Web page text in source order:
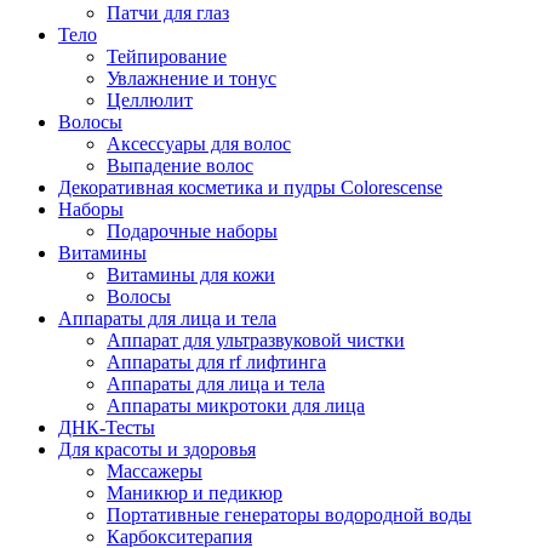
Патчи для глаз
Тело
Тейпирование
Увлажнение и тонус
Целлюлит
Волосы
Аксессуары для волос
Выпадение волос
Декоративная косметика и пудры Colorescense
Наборы
Подарочные наборы
Витамины
Витамины для кожи
Волосы
Аппараты для лица и тела
Аппарат для ультразвуковой чистки
Аппараты для rf лифтинга
Аппараты для лица и тела
Аппараты микротоки для лица
ДНК-Тесты
Для красоты и здоровья
Массажеры
Маникюр и педикюр
Портативные генераторы водородной воды
Карбокситерапия